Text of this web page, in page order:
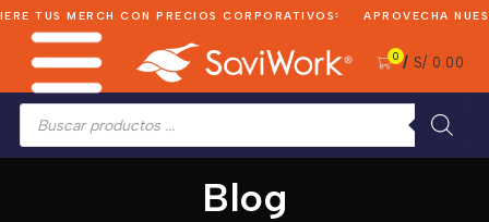
TUS MERCH CON PRECIOS CORPORATIVOS APROVECHA
0 / S/ 0.00
Búsqueda
productos
Blog